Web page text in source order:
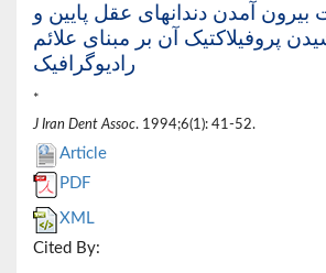
آمدن دندانهای عقل پایین و
پروفیلاکتیک آن بر مبنای علائم
رادیوگرافیک
*
J Iran Dent Assoc. 1994;6(1): 41-52.
Article
PDF
XML
Cited By: